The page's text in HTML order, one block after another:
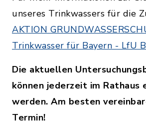
unseres Trinkwassers für die
AKTION
Trinkwasser für Bayern - LfU
Die aktuellen
können jederzeit im Rathaus
werden. Am besten
Termin!